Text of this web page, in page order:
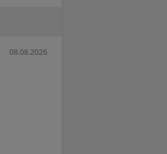
08.08.2026